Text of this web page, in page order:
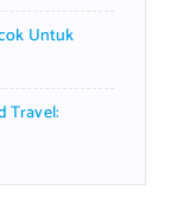
Untuk
Travel: